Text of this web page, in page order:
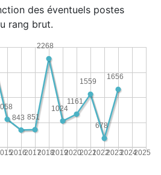
des éventuels postes
rang brut.
2016201720182019202020212022202320242025
1656
678
1559
1161
1024
2268
851
843